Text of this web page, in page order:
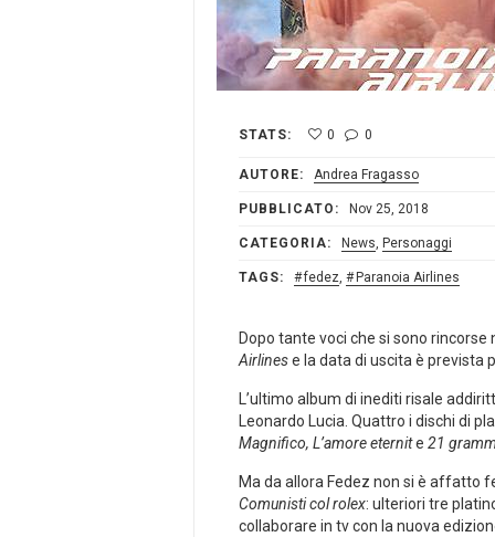
STATS: 0 0
AUTORE: Andrea Fragasso
PUBBLICATO: Nov 25, 2018
CATEGORIA: News, Personaggi
TAGS: fedez, Paranoia Airlines
Dopo tante voci che si sono
Airlinese la data di uscita è prevista
L’ultimo album di inediti risale
Leonardo Lucia. Quattro i dischi di
Magnifico, L’amore eternite 21
Ma da allora Fedez non si è affatto
Comunisti col rolex: ulteriori tre
collaborare in tv con la nuova